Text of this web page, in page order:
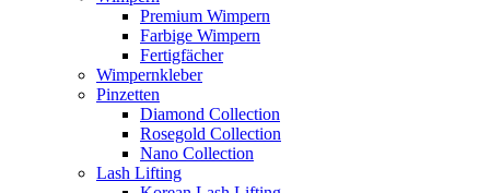
Premium Wimpern
Farbige Wimpern
Fertigfächer
Wimpernkleber
Pinzetten
Diamond Collection
Rosegold Collection
Nano Collection
Lash Lifting